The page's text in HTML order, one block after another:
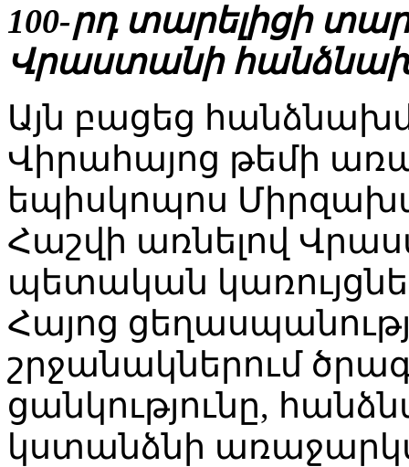
100-րդ տարելիցի
Վրաստանի
Այն բացեց
Վիրահայոց թեմի
եպիսկոպոս
Հաշվի առնելով
պետական
Հայոց
շրջանակներում
ցանկությունը,
կստանձնի